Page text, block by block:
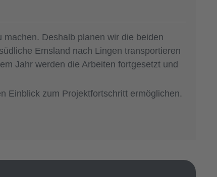
Deshalb planen wir die beiden
Emsland nach Lingen transportieren
Jahr werden die Arbeiten fortgesetzt und
Einblick zum Projektfortschritt ermöglichen.